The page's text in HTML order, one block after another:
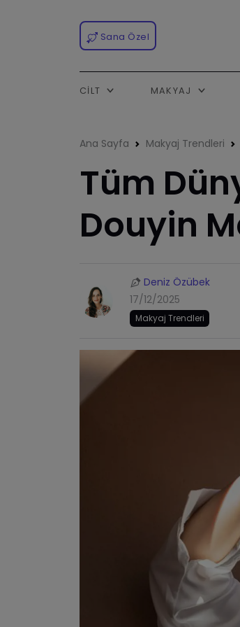
Sana Özel
CILT MAKYAJ
Ana Sayfa Makyaj Trendleri
Tüm
Douyin
Deniz Özübek
17/12/2025
Makyaj Trendleri